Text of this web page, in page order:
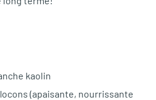
kaolin
(apaisante, nourrissante